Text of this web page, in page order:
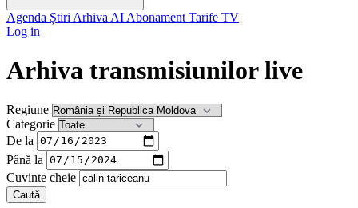
Agenda Știri Arhiva AI Abonament Tarife TV
Log in
Arhiva transmisiunilor live
Regiune
Categorie
De la
Până la
Cuvinte cheie
Caută